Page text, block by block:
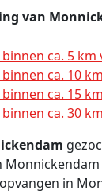
van
ca. 5
ca. 10
ca. 15
ca. 30
in